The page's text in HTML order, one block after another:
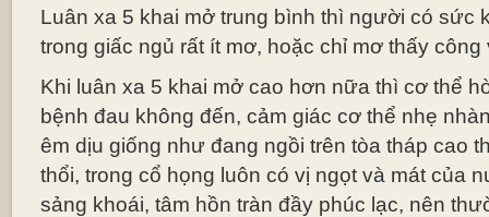
Luân xa 5 khai mở trung bình thì người có sức
trong giấc ngủ rất ít mơ, hoặc chỉ mơ thấy công
Khi luân xa 5 khai mở cao hơn nữa thì cơ thể
bệnh đau không đến, cảm giác cơ thể nhẹ
êm dịu giống như đang ngồi trên tòa tháp cao
thổi, trong cổ họng luôn có vị ngọt và mát của
sảng khoái, tâm hồn tràn đầy phúc lạc, nên